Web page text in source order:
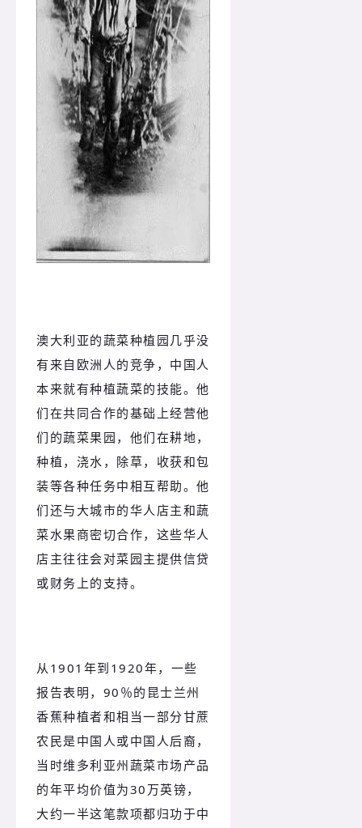
澳大利亚的蔬菜种植园几乎没
有来自欧洲人的竞争，中国人
本来就有种植蔬菜的技能。 他
们在共同合作的基础上经营他
们的蔬菜果园，他们在耕地，
种植，浇水，除草，收获和包
装等各种任务中相互帮助。 他
们还与大城市的华人店主和蔬
菜水果商密切合作，这些华人
店主往往会对菜园主提供信贷
或财务上的支持。
从1901年到1920年，一些
报告表明，90％的昆士兰州
香蕉种植者和相当一部分甘蔗
农民是中国人或中国人后裔，
当时维多利亚州蔬菜市场产品
的年平均价值为30万英镑，
大约一半这笔款项都归功于中